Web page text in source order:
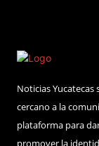
Noticias
cercano a la
plataforma para
promover la